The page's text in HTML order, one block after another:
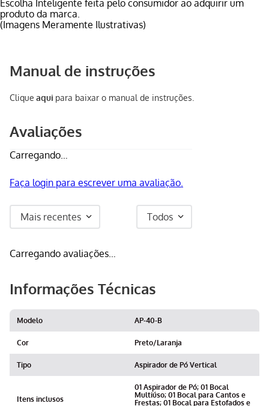
Escolha Inteligente feita pelo consumidor ao adquirir um
produto da marca.
(Imagens Meramente Ilustrativas)
Manual de instruções
Clique aqui para baixar o manual de instruções.
Avaliações
Carregando…
Faça login para escrever uma avaliação.
Mais recentes Todos
Carregando avaliações…
Informações Técnicas
Modelo AP-40-B
Cor Preto/Laranja
Tipo Aspirador de Pó Vertical
Itens inclusos
01 Aspirador de Pó; 01 Bocal
Multiúso; 01 Bocal para Cantos e
Frestas; 01 Bocal para Estofados e